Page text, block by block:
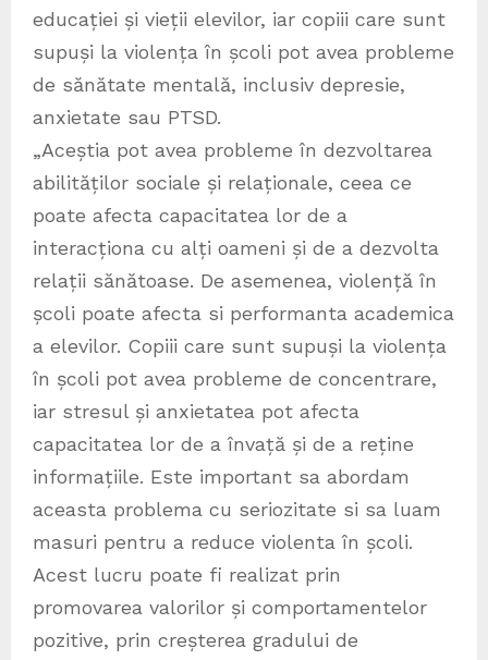
educației și vieții elevilor, iar copiii care sunt
supuși la violența în școli pot avea probleme
de sănătate mentală, inclusiv depresie,
anxietate sau PTSD.
„Aceștia pot avea probleme în dezvoltarea
abilităților sociale și relaționale, ceea ce
poate afecta capacitatea lor de a
interacționa cu alți oameni și de a dezvolta
relații sănătoase. De asemenea, violență în
școli poate afecta si performanta academica
a elevilor. Copiii care sunt supuși la violența
în școli pot avea probleme de concentrare,
iar stresul și anxietatea pot afecta
capacitatea lor de a învață și de a reține
informațiile. Este important sa abordam
aceasta problema cu seriozitate si sa luam
masuri pentru a reduce violenta în școli.
Acest lucru poate fi realizat prin
promovarea valorilor și comportamentelor
pozitive, prin creșterea gradului de